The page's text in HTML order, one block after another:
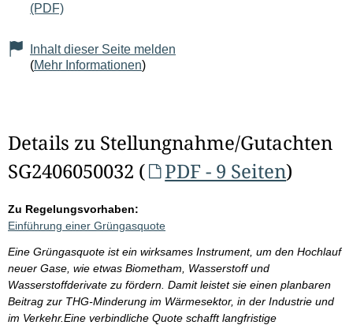
(PDF)
Inhalt dieser Seite melden
(Mehr Informationen)
Details zu Stellungnahme/Gutachten
SG2406050032 (
PDF - 9 Seiten)
Zu Regelungsvorhaben:
Einführung einer Grüngasquote
Eine Grüngasquote ist ein wirksames Instrument, um den Hochlauf
neuer Gase, wie etwas Biometham, Wasserstoff und
Wasserstoffderivate zu fördern. Damit leistet sie einen planbaren
Beitrag zur THG-Minderung im Wärmesektor, in der Industrie und
im Verkehr.Eine verbindliche Quote schafft langfristige